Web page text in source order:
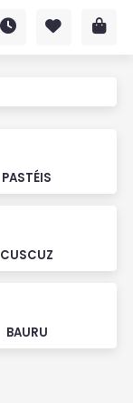
PASTÉIS
CUSCUZ
BAURU